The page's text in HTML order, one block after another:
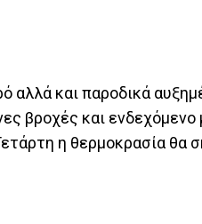
αλλά και παροδικά
βροχές και
η θερμοκρασία θα